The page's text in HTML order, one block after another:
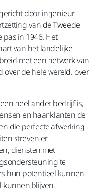
door ingenieur
van de Tweede
in 1946. Het
van het landelijke
met een netwerk van
de hele wereld. over
heel ander bedrijf is,
en haar klanten de
die perfecte afwerking
streven er
diensten met
te
hun potentieel kunnen
kunnen blijven.